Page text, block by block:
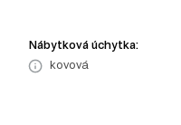
Nábytková úchytka:
kovová